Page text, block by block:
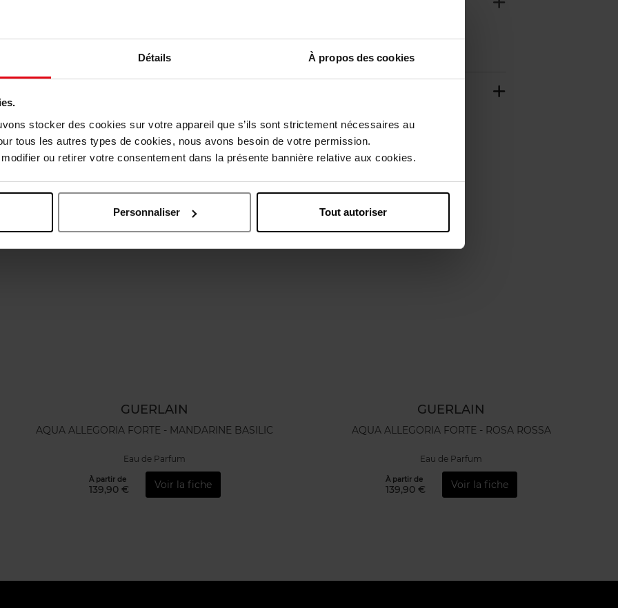
Détails À propos des cookies
stocker des cookies sur votre appareil que s’ils sont strictement nécessaires au
tous les autres types de cookies, nous avons besoin de votre permission.
ou retirer votre consentement dans la présente bannière relative aux cookies.
Personnaliser Tout autoriser
Oublié quelque chose ?
GUERLAIN
AQUA ALLEGORIA FORTE - MANDARINE BASILIC
Eau de Parfum
À partir de
139,90 € Voir la fiche
GUERLAIN
AQUA ALLEGORIA FORTE - ROSA ROSSA
Eau de Parfum
À partir de
139,90 € Voir la fiche